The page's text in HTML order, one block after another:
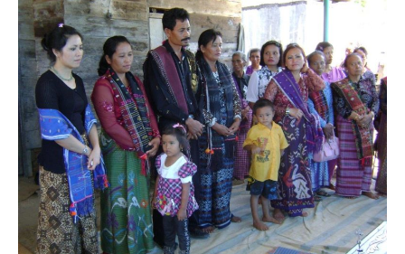
het
Tobameer
op
Sumatra